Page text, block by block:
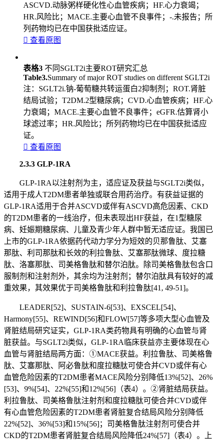
ASCVD.动脉粥样硬化性心血管疾病；HF.心力衰竭；
HR.风险比；MACE.主要心血管不良事件；-.未报告；所
列药物均已在中国获批适应证。
 查看原图
表格3 不同SGLT2i主要ROT研究汇总
Table3.Summary of major ROT studies on different SGLT2i
注：SGLT2i.钠-葡萄糖共转运蛋白2抑制剂；ROT.肾脏
结局试验；T2DM.2型糖尿病；CVD.心血管疾病；HF.心
力衰竭；MACE.主要心血管不良事件；eGFR.估算肾小
球滤过率；HR.风险比；所列药物均已在中国获批适应
证。
 查看原图
2.3.3 GLP-1RA
GLP-1RA以注射剂为主，适应证及获益与SGLT2i类似，
适用于成人T2DM患者单独或联合用药治疗。有获益证据的
GLP-1RA适用于合并ASCVD或伴有ASCVD高危因素、CKD
的T2DM患者的一线治疗，但未表现出HF获益，在1型糖尿
病、妊娠期糖尿病、儿童及青少年人群中暂无适应证。我国已
上市的GLP-1RA依据药代动力学分为短效的贝那鲁肽、艾塞
那肽、利司那肽和长效的利拉鲁肽、艾塞那肽微球、度拉糖
肽、洛塞那肽、司美格鲁肽和替尔泊肽。除司美格鲁肽包含口
服制剂和注射剂外，其余均为注射剂；替尔泊肽具有较好的减
重效果，其效果优于司美格鲁肽和利拉鲁肽[41, 49-51]。
LEADER[52]、SUSTAIN-6[53]、EXSCEL[54]、
Harmony[55]、REWIND[56]和FLOW[57]等多项大型心血管及
肾脏结局研究证实，GLP-1RA类药物具有明确的心血管与肾
脏获益。与SGLT2i类似，GLP- 1RA临床获益亦主要体现在心
血管与肾脏结局两方面：①MACE获益。利拉鲁肽、司美格鲁
肽、艾塞那肽、阿必鲁肽和度拉糖肽可使合并CVD或伴有心
血管危险因素的T2DM患者MACE风险分别降低13%[52]、26%
[53]、9%[54]、22%[55]和12%[56]（表4）。②肾脏结局获益。
利拉鲁肽、司美格鲁肽注射剂和度拉糖肽可使合并CVD或伴
有心血管危险因素的T2DM患者肾脏复合结局风险分别降低
22%[52]、36%[53]和15%[56]；司美格鲁肽注射剂可使合并
CKD的T2DM患者肾脏复合结局风险降低24%[57]（表4）。上